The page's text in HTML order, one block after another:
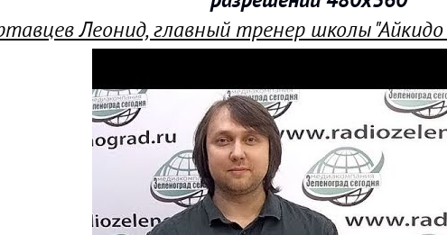
Леонид, главный тренер школы "Айкидо